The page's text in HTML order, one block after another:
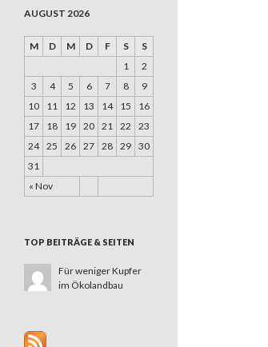
AUGUST 2026
M D M D F S S
« Nov
1
2
3
4 5 6 7 8
9
10
11 12 13 14 15
16
17
18 19 20 21 22
23
24 25 26 27 28 29 30
31
TOP BEITRÄGE & SEITEN
Für weniger Kupfer
im Ökolandbau